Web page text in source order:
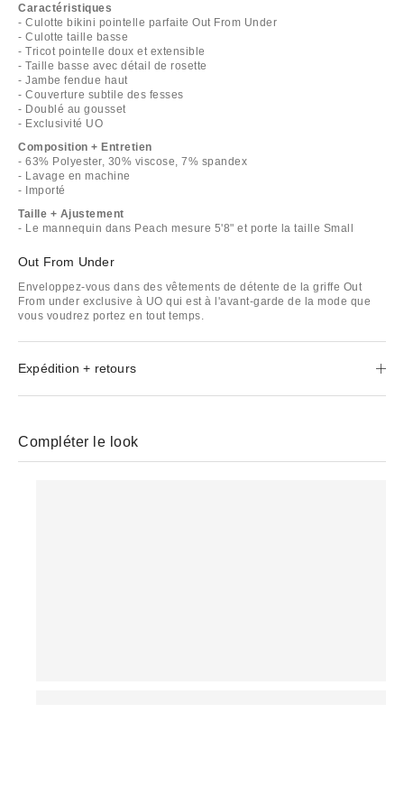
Caractéristiques
- Culotte bikini pointelle parfaite Out From Under
- Culotte taille basse
- Tricot pointelle doux et extensible
- Taille basse avec détail de rosette
- Jambe fendue haut
- Couverture subtile des fesses
- Doublé au gousset
- Exclusivité UO
Composition + Entretien
- 63% Polyester, 30% viscose, 7% spandex
- Lavage en machine
- Importé
Taille + Ajustement
- Le mannequin dans Peach mesure 5'8" et porte la taille Small
Out From Under
Enveloppez-vous dans des vêtements de détente de la griffe Out
From under exclusive à UO qui est à l'avant-garde de la mode que
vous voudrez portez en tout temps.
Expédition + retours
Compléter le look